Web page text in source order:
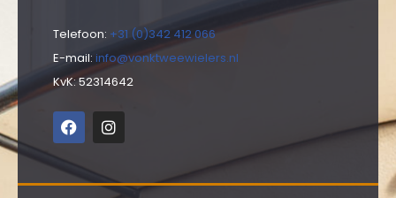
Telefoon: +31 (0)342 412 066
E-mail: info@vonktweewielers.nl
KvK: 52314642